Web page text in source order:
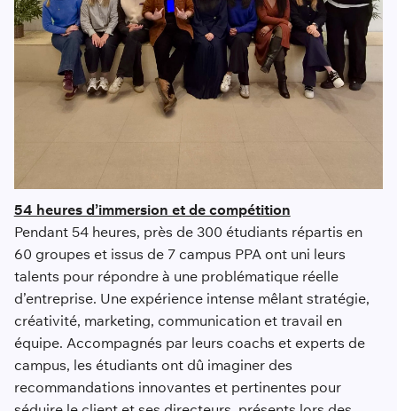
54 heures d’immersion et de compétition
Pendant 54 heures, près de 300 étudiants répartis en
60 groupes et issus de 7 campus PPA ont uni leurs
talents pour répondre à une problématique réelle
d’entreprise. Une expérience intense mêlant stratégie,
créativité, marketing, communication et travail en
équipe. Accompagnés par leurs coachs et experts de
campus, les étudiants ont dû imaginer des
recommandations innovantes et pertinentes pour